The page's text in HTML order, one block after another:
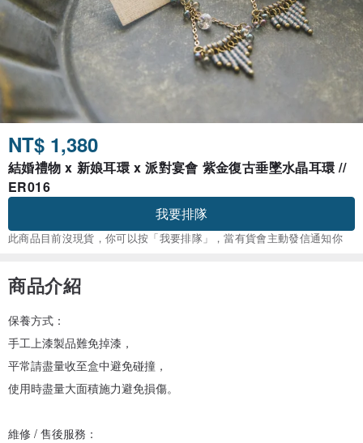
NT$ 1,380
結婚禮物 x 新娘耳環 x 派對宴會 紫金復古垂墜水晶耳環 //
ER016
我要排隊
此商品目前沒現貨，你可以按「我要排隊」，當有貨會主動發信通知你
商品介紹
保養方式：
手工上漆製品難免掉漆，
平常請盡量收至盒中避免碰撞，
使用時盡量大面積施力避免損傷。
維修 / 售後服務：